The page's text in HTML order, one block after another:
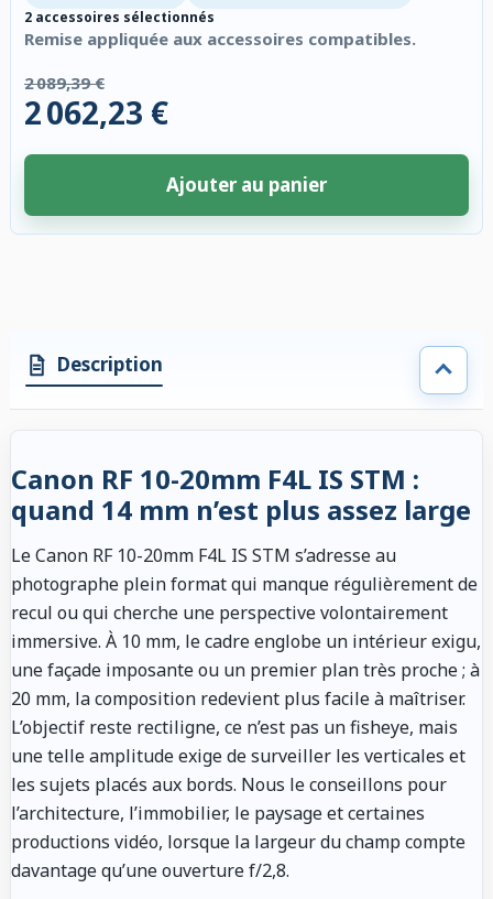
2 accessoires sélectionnés
Remise appliquée aux accessoires compatibles.
2 089,39 €
2 062,23 €
Ajouter au panier
Description
Canon RF 10-20mm F4L IS STM :
quand 14 mm n’est plus assez large
Le Canon RF 10-20mm F4L IS STM s’adresse au
photographe plein format qui manque régulièrement de
recul ou qui cherche une perspective volontairement
immersive. À 10 mm, le cadre englobe un intérieur exigu,
une façade imposante ou un premier plan très proche ; à
20 mm, la composition redevient plus facile à maîtriser.
L’objectif reste rectiligne, ce n’est pas un fisheye, mais
une telle amplitude exige de surveiller les verticales et
les sujets placés aux bords. Nous le conseillons pour
l’architecture, l’immobilier, le paysage et certaines
productions vidéo, lorsque la largeur du champ compte
davantage qu’une ouverture f/2,8.